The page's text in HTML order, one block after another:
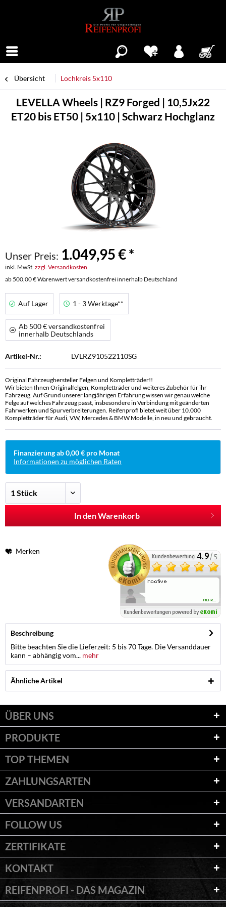
Übersicht Lochkreis 5x110
LEVELLA Wheels | RZ9 Forged | 10,5Jx22
ET20 bis ET50 | 5x110 | Schwarz Hochglanz
Unser Preis: 1.049,95 € *
inkl. MwSt. zzgl. Versandkosten
ab 500,00 € Warenwert versandkostenfrei innerhalb Deutschland
Auf Lager 1 - 3 Werktage**
Ab 500 € versandkostenfrei
innerhalb Deutschlands
Artikel-Nr.: LVLRZ910522110SG
Original Fahrzeughersteller Felgen und Kompletträder!!
Wir bieten Ihnen Originalfelgen, Kompletträder und weiteres Zubehör für ihr
Fahrzeug. Auf Grund unserer langjährigen Erfahrung wissen wir genau welche
Felge auf welches Fahrzeug passt, insbesondere in Verbindung mit geänderten
Fahrwerken und Spurverbreiterungen. Reifenprofi bietet weit über 10.000
Kompletträder für Audi, VW, Mercedes & BMW Modelle, in neu und gebraucht.
Finanzierung ab 0,00 € pro Monat
Informationen zu möglichen Raten
In den Warenkorb
Merken
Beschreibung
Bitte beachten Sie die Lieferzeit: 5 bis 70 Tage. Die Versanddauer
kann – abhängig vom... mehr
Ähnliche Artikel
ÜBER UNS
PRODUKTE
TOP THEMEN
ZAHLUNGSARTEN
VERSANDARTEN
FOLLOW US
ZERTIFIKATE
KONTAKT
REIFENPROFI - DAS MAGAZIN